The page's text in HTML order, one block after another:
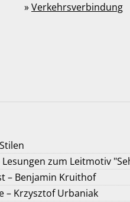
»Verkehrsverbindung
zum Leitmotiv
– Benjamin Kruithof
– Krzysztof Urbaniak